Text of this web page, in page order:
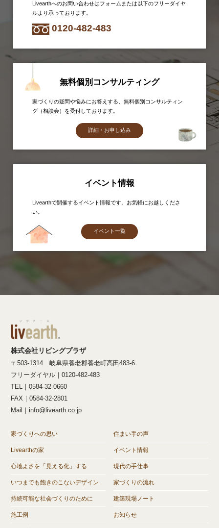
Livearthへのお問い合わせはフォームまたは以下のフリーダイヤ
ルより承っております。
0120-482-483
無料個別コンサルティング
家づくりの疑問や悩みにお答えする、無料個別コンサルティン
グ（相談会）を受付しております。
詳細・お申し込み
イベント情報
Livearthで開催するイベント情報です。お気軽にお越しくださ
い。
イベント一覧
株式会社リビングプラザ
〒503-1314 岐阜県養老郡養老町高田483-6
フリーダイヤル｜0120-482-483
TEL｜0584-32-0660
FAX｜0584-32-2801
Mail｜info@livearth.co.jp
家づくりへの思い
Livearthの家
心地よさを「見える化」する
いつまでも飽きのこないデザイン
持続可能な社会づくりのために
施工例
住まい手の声
イベント情報
現代の手仕事
家づくりの流れ
建築現場ノート
お知らせ